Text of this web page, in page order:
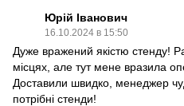
Юрій Іванович
16.10.2024 в 15:50
Дуже вражений якістю стенду!
місцях, але тут мене вразила
Доставили швидко, менеджер
потрібні стенди!